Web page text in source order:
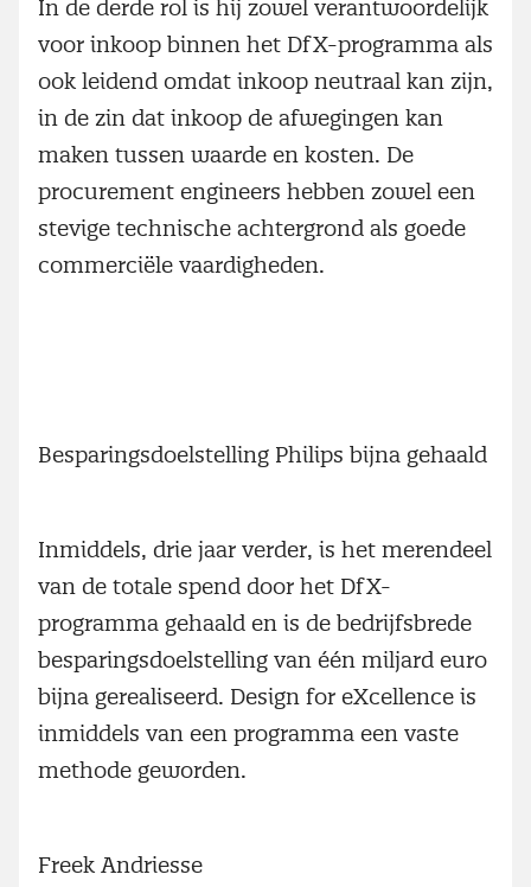
In de derde rol is hij zowel verantwoordelijk
voor inkoop binnen het DfX-programma als
ook leidend omdat inkoop neutraal kan zijn,
in de zin dat inkoop de afwegingen kan
maken tussen waarde en kosten. De
procurement engineers hebben zowel een
stevige technische achtergrond als goede
commerciële vaardigheden.
Besparingsdoelstelling Philips bijna gehaald
Inmiddels, drie jaar verder, is het merendeel
van de totale spend door het DfX-
programma gehaald en is de bedrijfsbrede
besparingsdoelstelling van één miljard euro
bijna gerealiseerd. Design for eXcellence is
inmiddels van een programma een vaste
methode geworden.
Freek Andriesse